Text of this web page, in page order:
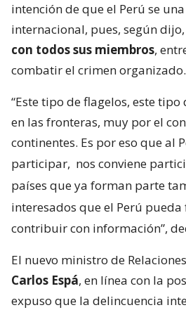
intención de que el Perú se
internacional, pues, según dijo,
con todos sus miembros,
combatir el crimen organizado.
“Este tipo de flagelos, este tipo
en las fronteras, muy por el
continentes. Es por eso que al
participar, nos conviene
países que ya forman parte
interesados que el Perú
contribuir con información”,
El nuevo ministro de
Carlos Espá, en línea con la
expuso que la delincuencia